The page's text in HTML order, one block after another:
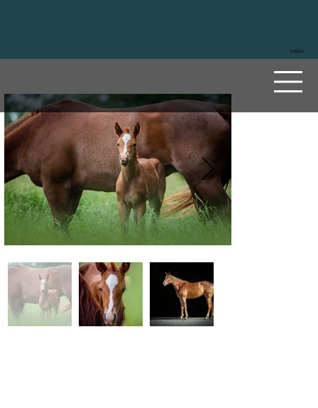
ZURÜCK
Blude
a
Sire
Dam
Glowing Bluegirl
2023
Mare
Sorrel